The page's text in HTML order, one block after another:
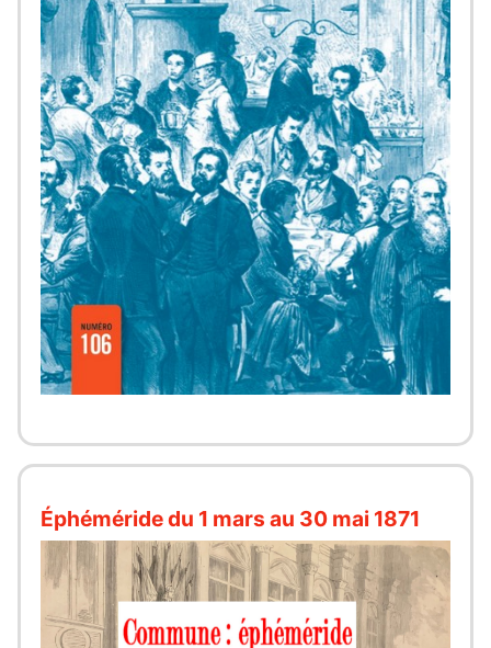
Éphéméride du 1 mars au 30 mai 1871